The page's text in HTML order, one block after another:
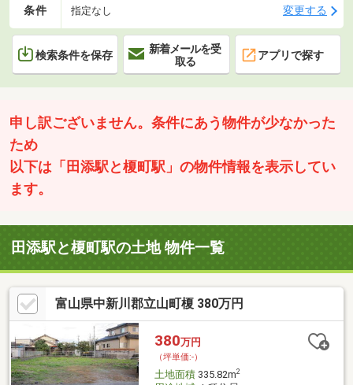
条件 指定なし 変更する
検索条件を保存
新着メールを受
取る
アプリで探す
申し訳ございません。条件にあう物件が少なかった
ため
以下は「田添駅と榎町駅」の物件情報を表示してい
ます。
田添駅と榎町駅の土地 物件一覧
富山県中新川郡立山町榎 380万円
380万円
（坪単価:-）
土地面積335.82m2